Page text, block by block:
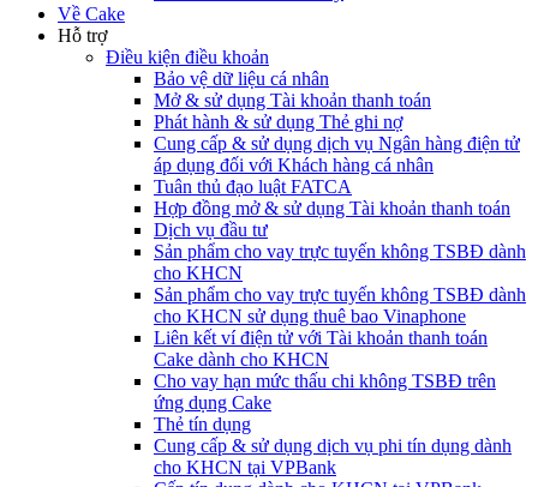
Về Cake
Hỗ trợ
Điều kiện điều khoản
Bảo vệ dữ liệu cá nhân
Mở & sử dụng Tài khoản thanh toán
Phát hành & sử dụng Thẻ ghi nợ
Cung cấp & sử dụng dịch vụ Ngân hàng điện tử
áp dụng đối với Khách hàng cá nhân
Tuân thủ đạo luật FATCA
Hợp đồng mở & sử dụng Tài khoản thanh toán
Dịch vụ đầu tư
Sản phẩm cho vay trực tuyến không TSBĐ dành
cho KHCN
Sản phẩm cho vay trực tuyến không TSBĐ dành
cho KHCN sử dụng thuê bao Vinaphone
Liên kết ví điện tử với Tài khoản thanh toán
Cake dành cho KHCN
Cho vay hạn mức thấu chi không TSBĐ trên
ứng dụng Cake
Thẻ tín dụng
Cung cấp & sử dụng dịch vụ phi tín dụng dành
cho KHCN tại VPBank